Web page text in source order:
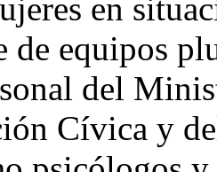
en
de equipos
del
Cívica y